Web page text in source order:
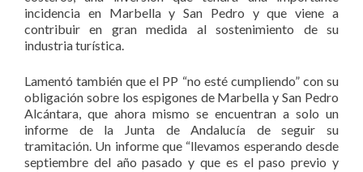
incidencia en Marbella y San Pedro y que viene a
contribuir en gran medida al sostenimiento de su
industria turística.
Lamentó también que el PP “no esté cumpliendo” con su
obligación sobre los espigones de Marbella y San Pedro
Alcántara, que ahora mismo se encuentran a solo un
informe de la Junta de Andalucía de seguir su
tramitación. Un informe que “llevamos esperando desde
septiembre del año pasado y que es el paso previo y